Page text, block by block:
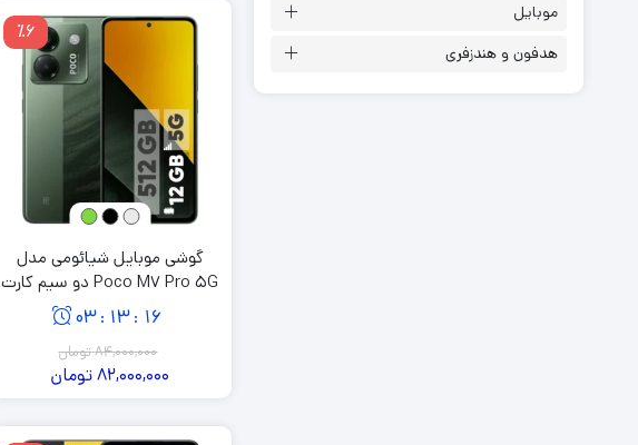
٪6
گوشی موبایل شیائومی مدل
Poco M7 Pro 5G دو سیم کارت
15
:
13
:
03
84,000,000تومان
82,000,000تومان
موبایل
هدفون و هندزفری